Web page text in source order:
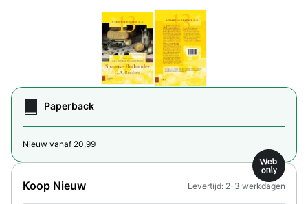
Paperback
Nieuw vanaf 20,99
Koop Nieuw
Web
only
Levertijd: 2-3 werkdagen